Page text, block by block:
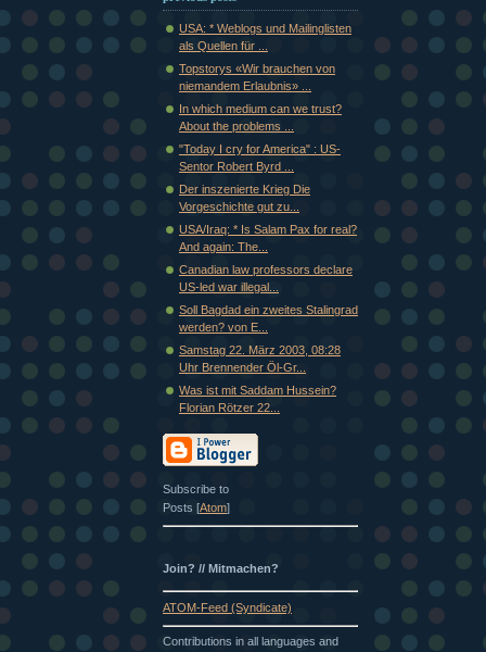
USA: * Weblogs und Mailinglisten
als Quellen für ...
Topstorys «Wir brauchen von
niemandem Erlaubnis» ...
In which medium can we trust?
About the problems ...
"Today I cry for America" : US-
Sentor Robert Byrd ...
Der inszenierte Krieg Die
Vorgeschichte gut zu...
USA/Iraq: * Is Salam Pax for real?
And again: The...
Canadian law professors declare
US-led war illegal...
Soll Bagdad ein zweites Stalingrad
werden? von E...
Samstag 22. März 2003, 08:28
Uhr Brennender Öl-Gr...
Was ist mit Saddam Hussein?
Florian Rötzer 22...
Subscribe to
Posts [Atom]
Join? // Mitmachen?
ATOM-Feed (Syndicate)
Contributions in all languages and